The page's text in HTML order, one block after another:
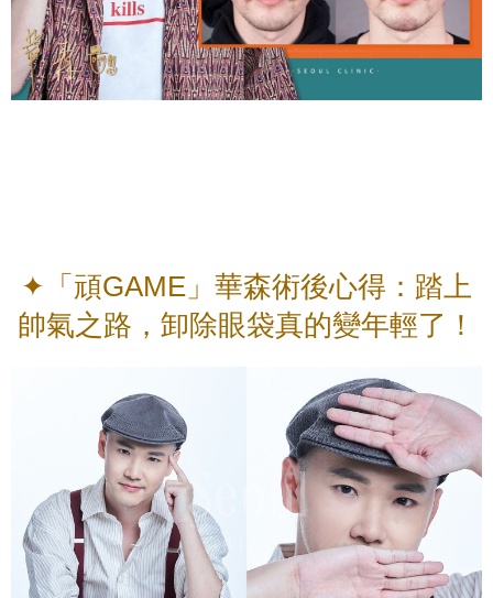
✦「頑GAME」華森術後心得：踏上
帥氣之路，卸除眼袋真的變年輕了！